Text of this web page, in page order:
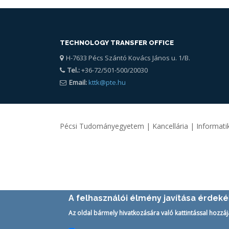
TECHNOLOGY TRANSFER OFFICE
H-7633 Pécs Szántó Kovács János u. 1/B.
Tel.:+36-72/501-500/20030
Email: kttk@pte.hu
Pécsi Tudományegyetem | Kancellária |
A felhasználói élmény javítása
Az oldal bármely hivatkozására való kattintással